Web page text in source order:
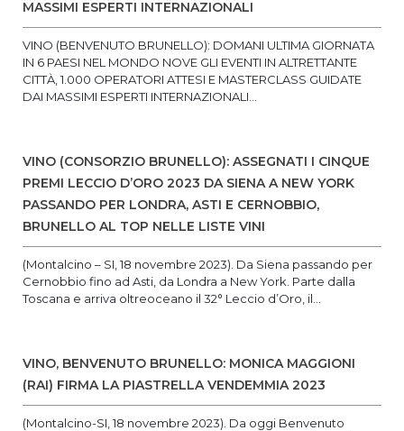
MASSIMI ESPERTI INTERNAZIONALI
VINO (BENVENUTO BRUNELLO): DOMANI ULTIMA GIORNATA
IN 6 PAESI NEL MONDO NOVE GLI EVENTI IN ALTRETTANTE
CITTÀ, 1.000 OPERATORI ATTESI E MASTERCLASS GUIDATE
DAI MASSIMI ESPERTI INTERNAZIONALI...
VINO (CONSORZIO BRUNELLO): ASSEGNATI I CINQUE
PREMI LECCIO D’ORO 2023 DA SIENA A NEW YORK
PASSANDO PER LONDRA, ASTI E CERNOBBIO,
BRUNELLO AL TOP NELLE LISTE VINI
(Montalcino – SI, 18 novembre 2023). Da Siena passando per
Cernobbio fino ad Asti, da Londra a New York. Parte dalla
Toscana e arriva oltreoceano il 32° Leccio d’Oro, il...
VINO, BENVENUTO BRUNELLO: MONICA MAGGIONI
(RAI) FIRMA LA PIASTRELLA VENDEMMIA 2023
(Montalcino-SI, 18 novembre 2023). Da oggi Benvenuto